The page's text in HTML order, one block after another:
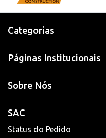
Categorias
Páginas Institucionais
Sobre Nós
SAC
Status do Pedido